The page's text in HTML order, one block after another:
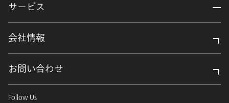
サービス
会社情報
お問い合わせ
Follow Us